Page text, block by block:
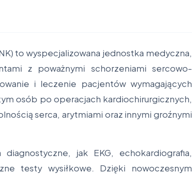
to wyspecjalizowana jednostka medyczna,
z poważnymi schorzeniami sercowo-
i leczenie pacjentów wymagających
osób po operacjach kardiochirurgicznych,
serca, arytmiami oraz innymi groźnymi
jak EKG, echokardiografia,
testy wysiłkowe. Dzięki nowoczesnym